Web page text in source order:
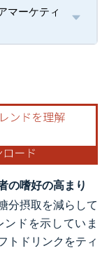
マーケティ
の嗜好の高まり
分摂取を減らして
ドを示していま
トドリンクをティ